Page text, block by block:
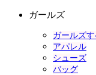
ガールズ
ガールズ
アパレル
シューズ
バッグ